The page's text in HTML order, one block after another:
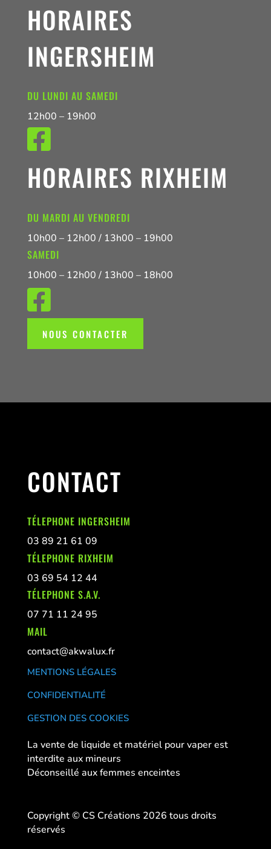
HORAIRES
INGERSHEIM
DU LUNDI AU SAMEDI
12h00 – 19h00

HORAIRES RIXHEIM
DU MARDI AU VENDREDI
10h00 – 12h00 / 13h00 – 19h00
SAMEDI
10h00 – 12h00 / 13h00 – 18h00

NOUS CONTACTER
CONTACT
TÉLEPHONE INGERSHEIM
03 89 21 61 09
TÉLEPHONE RIXHEIM
03 69 54 12 44
TÉLEPHONE S.A.V.
07 71 11 24 95
MAIL
contact@akwalux.fr
MENTIONS LÉGALES
CONFIDENTIALITÉ
GESTION DES COOKIES
La vente de liquide et matériel pour vaper est
interdite aux mineurs
Déconseillé aux femmes enceintes
Copyright © CS Créations 2026 tous droits
réservés